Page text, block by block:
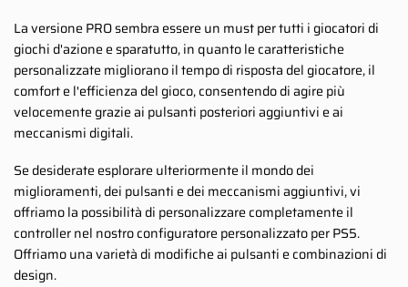
La versione PRO sembra essere un must per tutti i giocatori di
giochi d'azione e sparatutto, in quanto le caratteristiche
personalizzate migliorano il tempo di risposta del giocatore, il
comfort e l'efficienza del gioco, consentendo di agire più
velocemente grazie ai pulsanti posteriori aggiuntivi e ai
meccanismi digitali.
Se desiderate esplorare ulteriormente il mondo dei
miglioramenti, dei pulsanti e dei meccanismi aggiuntivi, vi
offriamo la possibilità di personalizzare completamente il
controller nel nostro configuratore personalizzato per PS5.
Offriamo una varietà di modifiche ai pulsanti e combinazioni di
design.